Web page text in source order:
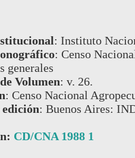
: Instituto
: Censo
generales
Volumen: v. 26.
: Censo Nacional
edición: Buenos Aires:
CD/CNA 1988 1